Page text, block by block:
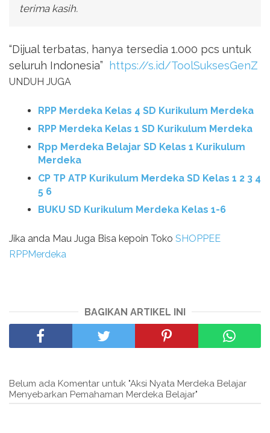
terima kasih.
“Dijual terbatas, hanya tersedia 1.000 pcs untuk
seluruh Indonesia”
https://s.id/ToolSuksesGenZ
UNDUH JUGA
RPP Merdeka Kelas 4 SD Kurikulum Merdeka
RPP Merdeka Kelas 1 SD Kurikulum Merdeka
Rpp Merdeka Belajar SD Kelas 1 Kurikulum
Merdeka
CP TP ATP Kurikulum Merdeka SD Kelas 1 2 3 4
5 6
BUKU SD Kurikulum Merdeka Kelas 1-6
Jika anda Mau Juga Bisa kepoin Toko SHOPPEE
RPPMerdeka
BAGIKAN ARTIKEL INI
Belum ada Komentar untuk "Aksi Nyata Merdeka Belajar
Menyebarkan Pemahaman Merdeka Belajar"